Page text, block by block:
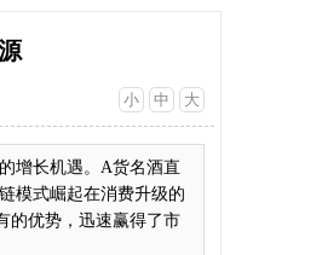
小 中 大
增长机遇。A货名酒直
模式崛起在消费升级的
的优势，迅速赢得了市